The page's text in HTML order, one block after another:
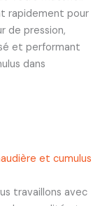
rapidement pour
de pression,
et performant
dans
et cumulus
travaillons avec